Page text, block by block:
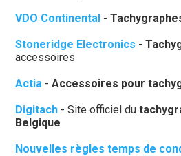
VDO Continental -
Stoneridge Electronics -
accessoires
Actia - Accessoires pour
Digitach - Site officiel du
Belgique
Nouvelles règles temps de